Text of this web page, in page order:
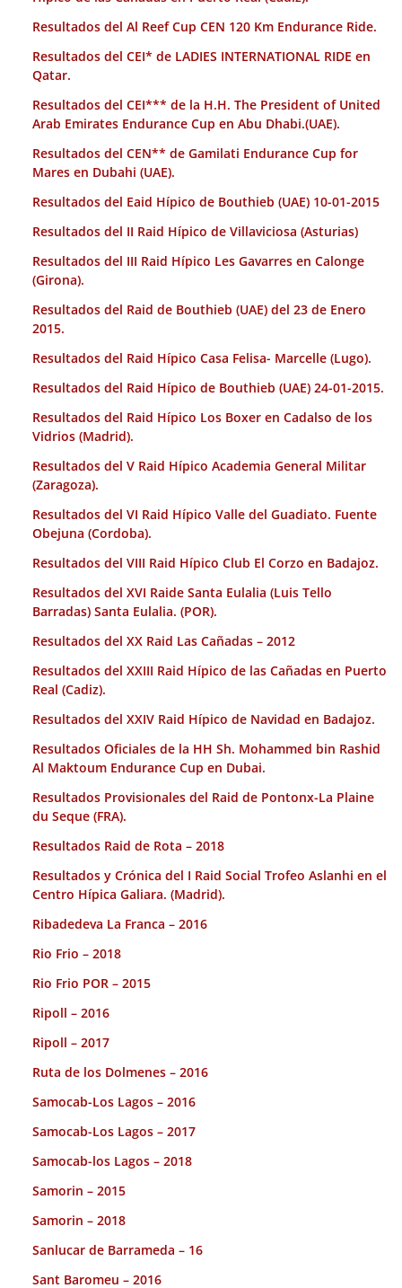
Resultados del Al Reef Cup CEN 120 Km Endurance Ride.
Resultados del CEI* de LADIES INTERNATIONAL RIDE en
Qatar.
Resultados del CEI*** de la H.H. The President of United
Arab Emirates Endurance Cup en Abu Dhabi.(UAE).
Resultados del CEN** de Gamilati Endurance Cup for
Mares en Dubahi (UAE).
Resultados del Eaid Hípico de Bouthieb (UAE) 10-01-2015
Resultados del II Raid Hípico de Villaviciosa (Asturias)
Resultados del III Raid Hípico Les Gavarres en Calonge
(Girona).
Resultados del Raid de Bouthieb (UAE) del 23 de Enero
2015.
Resultados del Raid Hípico Casa Felisa- Marcelle (Lugo).
Resultados del Raid Hípico de Bouthieb (UAE) 24-01-2015.
Resultados del Raid Hípico Los Boxer en Cadalso de los
Vidrios (Madrid).
Resultados del V Raid Hípico Academia General Militar
(Zaragoza).
Resultados del VI Raid Hípico Valle del Guadiato. Fuente
Obejuna (Cordoba).
Resultados del VIII Raid Hípico Club El Corzo en Badajoz.
Resultados del XVI Raide Santa Eulalia (Luis Tello
Barradas) Santa Eulalia. (POR).
Resultados del XX Raid Las Cañadas – 2012
Resultados del XXIII Raid Hípico de las Cañadas en Puerto
Real (Cadiz).
Resultados del XXIV Raid Hípico de Navidad en Badajoz.
Resultados Oficiales de la HH Sh. Mohammed bin Rashid
Al Maktoum Endurance Cup en Dubai.
Resultados Provisionales del Raid de Pontonx-La Plaine
du Seque (FRA).
Resultados Raid de Rota – 2018
Resultados y Crónica del I Raid Social Trofeo Aslanhi en el
Centro Hípica Galiara. (Madrid).
Ribadedeva La Franca – 2016
Rio Frio – 2018
Rio Frio POR – 2015
Ripoll – 2016
Ripoll – 2017
Ruta de los Dolmenes – 2016
Samocab-Los Lagos – 2016
Samocab-Los Lagos – 2017
Samocab-los Lagos – 2018
Samorin – 2015
Samorin – 2018
Sanlucar de Barrameda – 16
Sant Baromeu – 2016